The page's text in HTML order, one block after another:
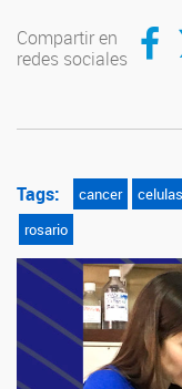
Compartir en
redes sociales
Tags: cancer
rosario